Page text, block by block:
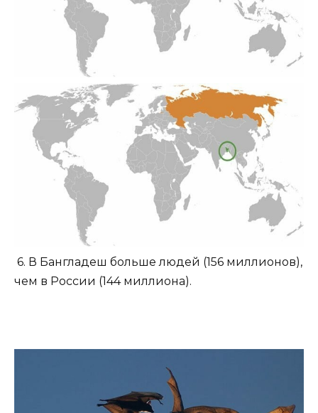
6. В Бангладеш больше людей (156 миллионов),
чем в России (144 миллиона).